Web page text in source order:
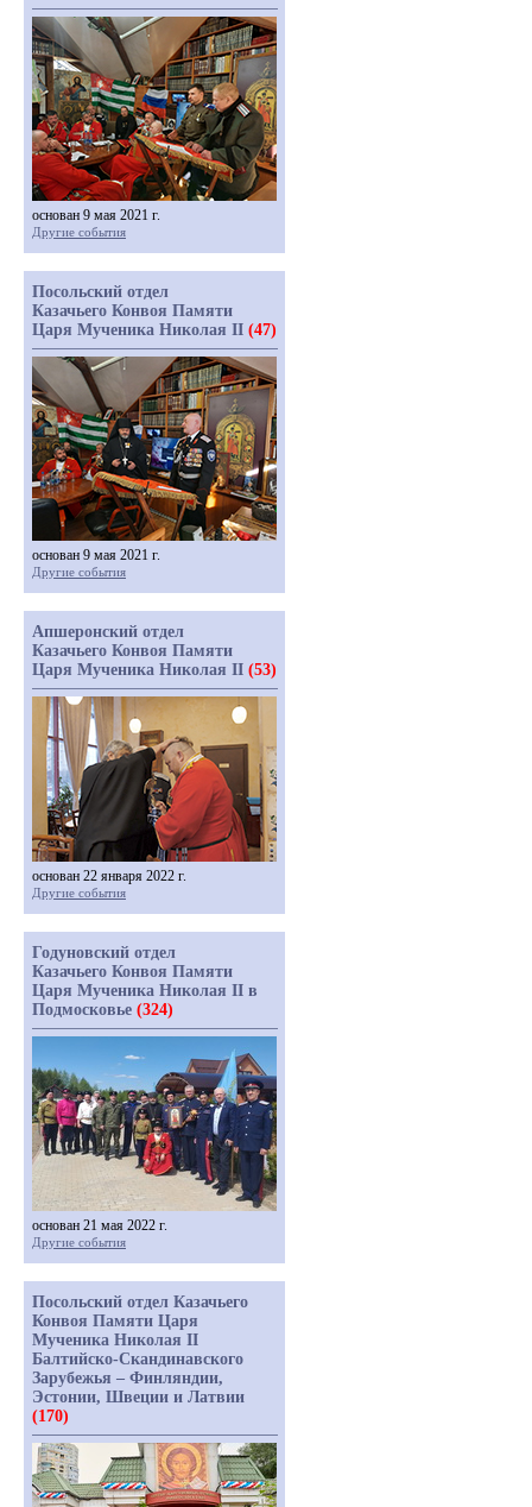
основан 9 мая 2021 г.
Другие события
Посольский отдел
Казачьего Конвоя Памяти
Царя Мученика Николая II (47)
основан 9 мая 2021 г.
Другие события
Апшеронский отдел
Казачьего Конвоя Памяти
Царя Мученика Николая II (53)
основан 22 января 2022 г.
Другие события
Годуновский отдел
Казачьего Конвоя Памяти
Царя Мученика Николая II в
Подмосковье (324)
основан 21 мая 2022 г.
Другие события
Посольский отдел Казачьего
Конвоя Памяти Царя
Мученика Николая II
Балтийско-Скандинавского
Зарубежья – Финляндии,
Эстонии, Швеции и Латвии
(170)